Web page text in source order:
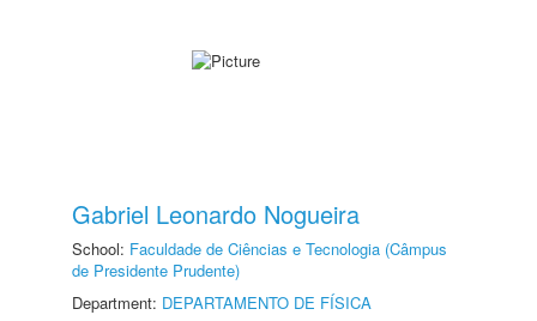
Gabriel Leonardo Nogueira
School: Faculdade de Ciências e Tecnologia (Câmpus
de Presidente Prudente)
Department: DEPARTAMENTO DE FÍSICA